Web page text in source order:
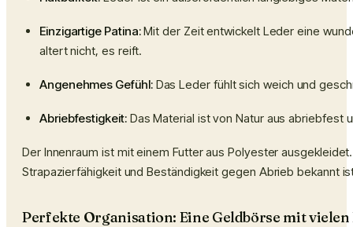
Einzigartige Patina:Mit der Zeit entwickelt Leder eine
altert nicht, es reift.
Angenehmes Gefühl:Das Leder fühlt sich weich und
Abriebfestigkeit:Das Material ist von Natur aus abriebfest
Der Innenraum ist mit einem Futter aus Polyester
Strapazierfähigkeit und Beständigkeit gegen Abrieb bekannt
Perfekte Organisation: Eine Geldbörse mit vielen